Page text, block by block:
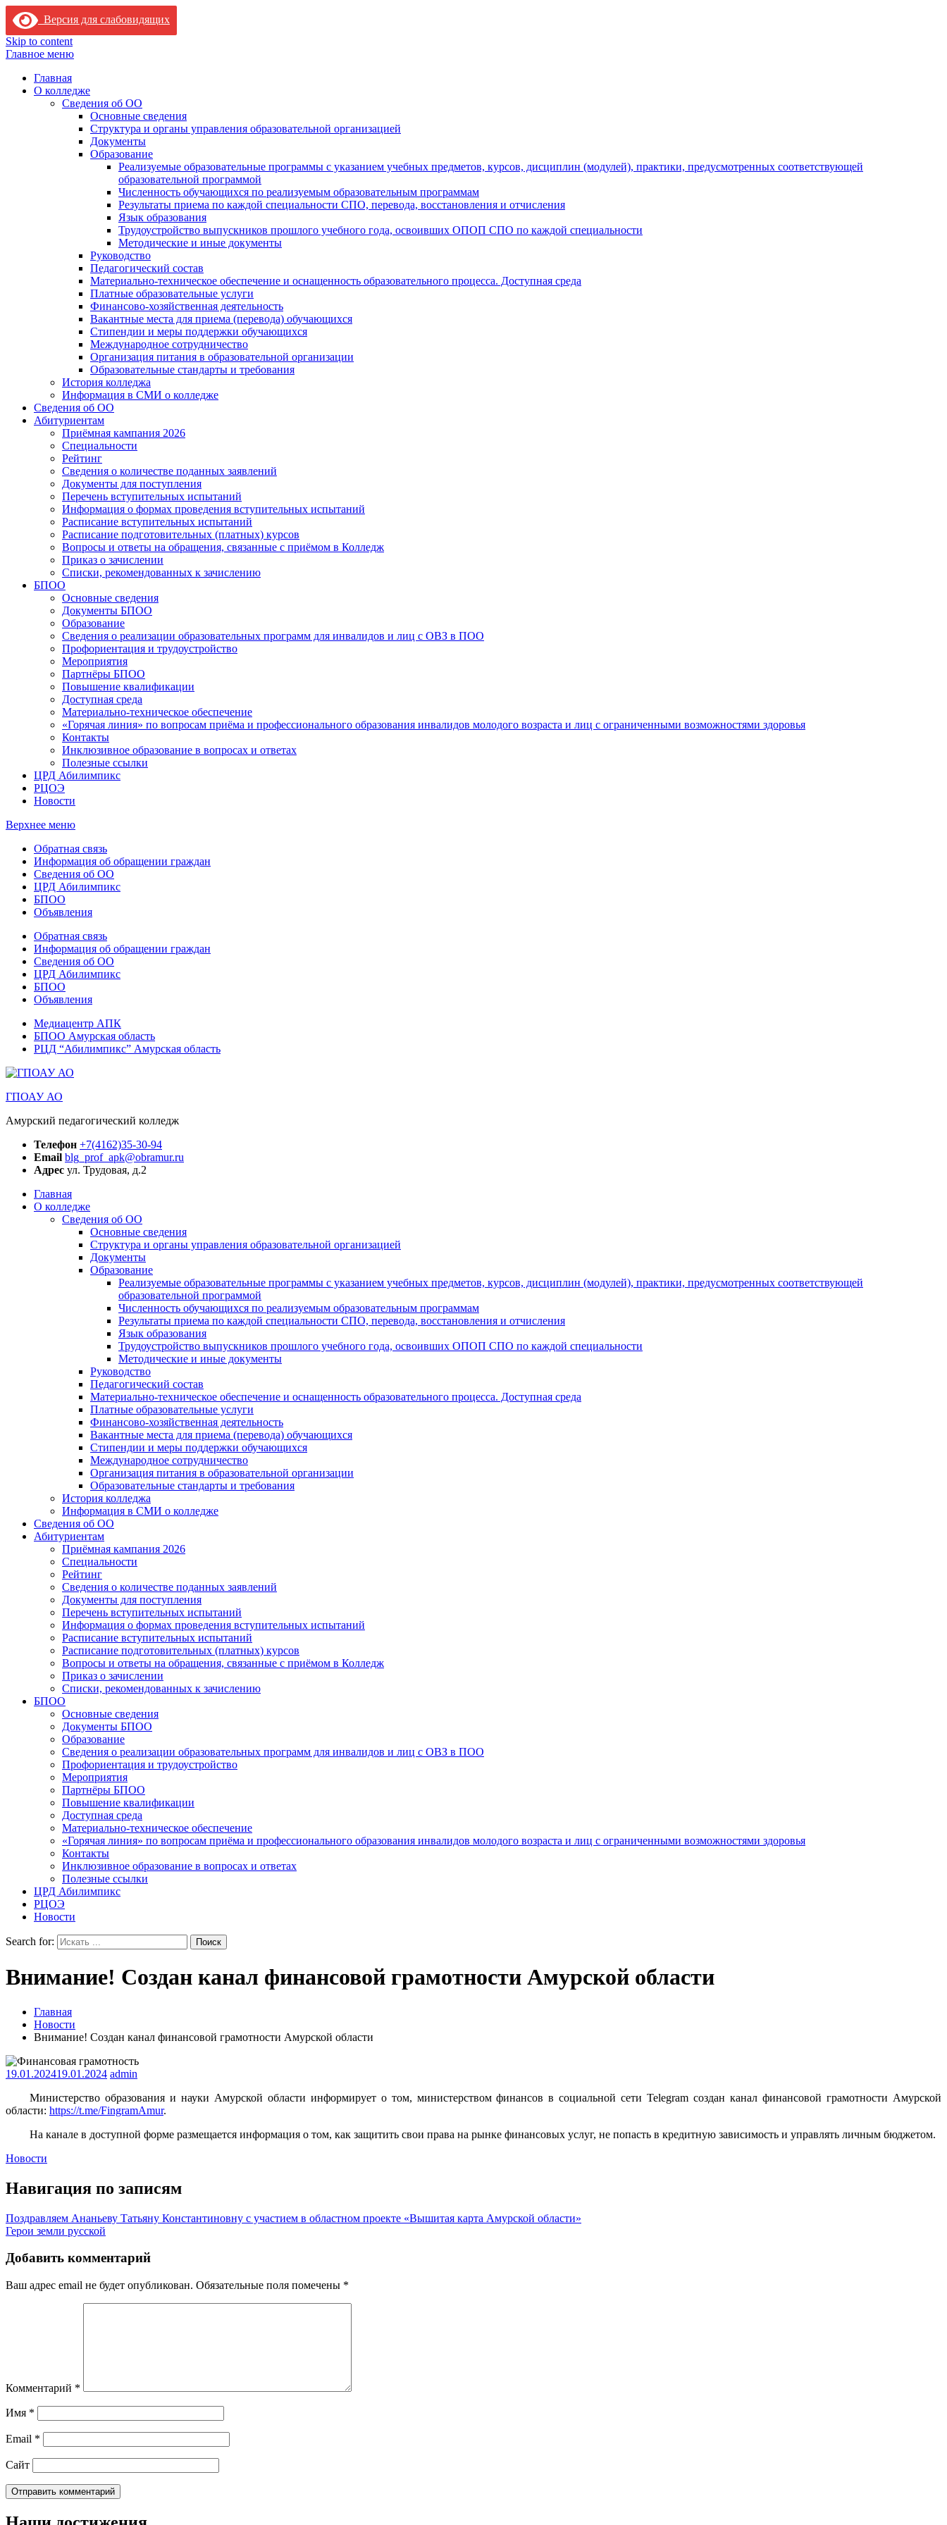
Версия для слабовидящих
Skip to content
Главное меню
Главная
О колледже
Сведения об ОО
Основные сведения
Структура и органы управления образовательной организацией
Документы
Образование
Реализуемые образовательные программы с указанием учебных предметов, курсов, дисциплин (модулей), практики, предусмотренных соответствующей
образовательной программой
Численность обучающихся по реализуемым образовательным программам
Результаты приема по каждой специальности СПО, перевода, восстановления и отчисления
Язык образования
Трудоустройство выпускников прошлого учебного года, освоивших ОПОП СПО по каждой специальности
Методические и иные документы
Руководство
Педагогический состав
Материально-техническое обеспечение и оснащенность образовательного процесса. Доступная среда
Платные образовательные услуги
Финансово-хозяйственная деятельность
Вакантные места для приема (перевода) обучающихся
Стипендии и меры поддержки обучающихся
Международное сотрудничество
Организация питания в образовательной организации
Образовательные стандарты и требования
История колледжа
Информация в СМИ о колледже
Сведения об ОО
Абитуриентам
Приёмная кампания 2026
Специальности
Рейтинг
Сведения о количестве поданных заявлений
Документы для поступления
Перечень вступительных испытаний
Информация о формах проведения вступительных испытаний
Расписание вступительных испытаний
Расписание подготовительных (платных) курсов
Вопросы и ответы на обращения, связанные с приёмом в Колледж
Приказ о зачислении
Списки, рекомендованных к зачислению
БПОО
Основные сведения
Документы БПОО
Образование
Сведения о реализации образовательных программ для инвалидов и лиц с ОВЗ в ПОО
Профориентация и трудоустройство
Мероприятия
Партнёры БПОО
Повышение квалификации
Доступная среда
Материально-техническое обеспечение
«Горячая линия» по вопросам приёма и профессионального образования инвалидов молодого возраста и лиц с ограниченными возможностями здоровья
Контакты
Инклюзивное образование в вопросах и ответах
Полезные ссылки
ЦРД Абилимпикс
РЦОЭ
Новости
Верхнее меню
Обратная связь
Информация об обращении граждан
Сведения об ОО
ЦРД Абилимпикс
БПОО
Объявления
Обратная связь
Информация об обращении граждан
Сведения об ОО
ЦРД Абилимпикс
БПОО
Объявления
Медиацентр АПК
БПОО Амурская область
РЦД “Абилимпикс” Амурская область
ГПОАУ АО
Амурский педагогический колледж
Телефон +7(4162)35-30-94
Email blg_prof_apk@obramur.ru
Адрес ул. Трудовая, д.2
Главная
О колледже
Сведения об ОО
Основные сведения
Структура и органы управления образовательной организацией
Документы
Образование
Реализуемые образовательные программы с указанием учебных предметов, курсов, дисциплин (модулей), практики, предусмотренных соответствующей
образовательной программой
Численность обучающихся по реализуемым образовательным программам
Результаты приема по каждой специальности СПО, перевода, восстановления и отчисления
Язык образования
Трудоустройство выпускников прошлого учебного года, освоивших ОПОП СПО по каждой специальности
Методические и иные документы
Руководство
Педагогический состав
Материально-техническое обеспечение и оснащенность образовательного процесса. Доступная среда
Платные образовательные услуги
Финансово-хозяйственная деятельность
Вакантные места для приема (перевода) обучающихся
Стипендии и меры поддержки обучающихся
Международное сотрудничество
Организация питания в образовательной организации
Образовательные стандарты и требования
История колледжа
Информация в СМИ о колледже
Сведения об ОО
Абитуриентам
Приёмная кампания 2026
Специальности
Рейтинг
Сведения о количестве поданных заявлений
Документы для поступления
Перечень вступительных испытаний
Информация о формах проведения вступительных испытаний
Расписание вступительных испытаний
Расписание подготовительных (платных) курсов
Вопросы и ответы на обращения, связанные с приёмом в Колледж
Приказ о зачислении
Списки, рекомендованных к зачислению
БПОО
Основные сведения
Документы БПОО
Образование
Сведения о реализации образовательных программ для инвалидов и лиц с ОВЗ в ПОО
Профориентация и трудоустройство
Мероприятия
Партнёры БПОО
Повышение квалификации
Доступная среда
Материально-техническое обеспечение
«Горячая линия» по вопросам приёма и профессионального образования инвалидов молодого возраста и лиц с ограниченными возможностями здоровья
Контакты
Инклюзивное образование в вопросах и ответах
Полезные ссылки
ЦРД Абилимпикс
РЦОЭ
Новости
Search for:
Внимание! Создан канал финансовой грамотности Амурской области
Главная
Новости
Внимание! Создан канал финансовой грамотности Амурской области
19.01.202419.01.2024 admin
Министерство образования и науки Амурской области информирует о том, министерством финансов в социальной сети Telegram создан канал финансовой грамотности Амурской
области: https://t.me/FingramAmur.
На канале в доступной форме размещается информация о том, как защитить свои права на рынке финансовых услуг, не попасть в кредитную зависимость и управлять личным бюджетом.
Новости
Навигация по записям
Поздравляем Ананьеву Татьяну Константиновну с участием в областном проекте «Вышитая карта Амурской области»
Герои земли русской
Добавить комментарий
Ваш адрес email не будет опубликован. Обязательные поля помечены *
Комментарий *
Имя *
Email *
Сайт